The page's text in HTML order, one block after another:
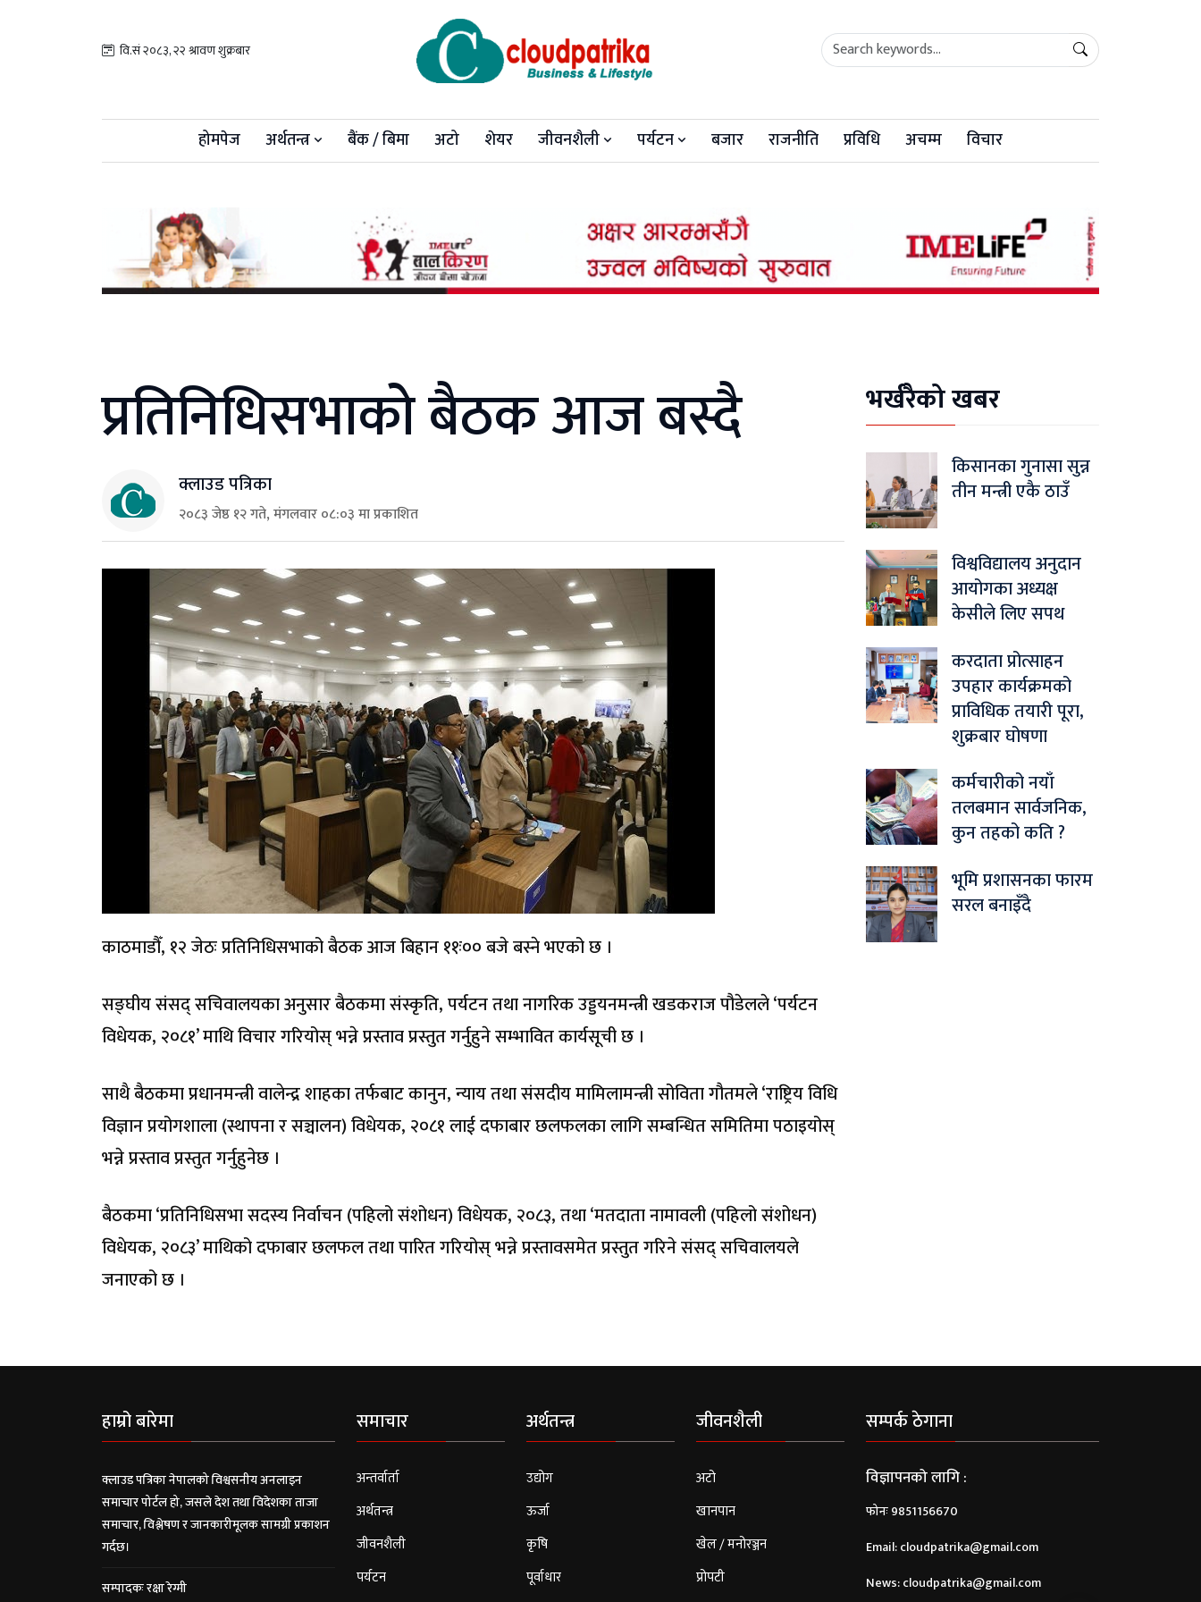
वि.सं २०८३, २२ श्रावण शुक्रबार
होमपेज अर्थतन्त्र बैंक / बिमा अटो शेयर जीवनशैली पर्यटन बजार राजनीति प्रविधि अचम्म विचार
प्रतिनिधिसभाको बैठक आज बस्दै
क्लाउड पत्रिका
२०८३ जेष्ठ १२ गते, मंगलवार ०८:०३ मा प्रकाशित
काठमाडौँ, १२ जेठः प्रतिनिधिसभाको बैठक आज बिहान ११ः०० बजे बस्ने भएको छ ।
सङ्घीय संसद् सचिवालयका अनुसार बैठकमा संस्कृति, पर्यटन तथा नागरिक उड्डयनमन्त्री खडकराज पौडेलले ‘पर्यटन
विधेयक, २०८१’ माथि विचार गरियोस् भन्ने प्रस्ताव प्रस्तुत गर्नुहुने सम्भावित कार्यसूची छ ।
साथै बैठकमा प्रधानमन्त्री वालेन्द्र शाहका तर्फबाट कानुन, न्याय तथा संसदीय मामिलामन्त्री सोविता गौतमले ‘राष्ट्रिय विधि
विज्ञान प्रयोगशाला (स्थापना र सञ्चालन) विधेयक, २०८१ लाई दफाबार छलफलका लागि सम्बन्धित समितिमा पठाइयोस्
भन्ने प्रस्ताव प्रस्तुत गर्नुहुनेछ ।
बैठकमा ‘प्रतिनिधिसभा सदस्य निर्वाचन (पहिलो संशोधन) विधेयक, २०८३, तथा ‘मतदाता नामावली (पहिलो संशोधन)
विधेयक, २०८३’ माथिको दफाबार छलफल तथा पारित गरियोस् भन्ने प्रस्तावसमेत प्रस्तुत गरिने संसद् सचिवालयले
जनाएको छ ।
भर्खरैको खबर
किसानका गुनासा सुन्न
तीन मन्त्री एकै ठाउँ
विश्वविद्यालय अनुदान
आयोगका अध्यक्ष
केसीले लिए सपथ
करदाता प्रोत्साहन
उपहार कार्यक्रमको
प्राविधिक तयारी पूरा,
शुक्रबार घोषणा
कर्मचारीको नयाँ
तलबमान सार्वजनिक,
कुन तहको कति ?
भूमि प्रशासनका फारम
सरल बनाइँदै
हाम्रो बारेमा
क्लाउड पत्रिका नेपालको विश्वसनीय अनलाइन
समाचार पोर्टल हो, जसले देश तथा विदेशका ताजा
समाचार, विश्लेषण र जानकारीमूलक सामग्री प्रकाशन
गर्दछ।
सम्पादकः रक्षा रेग्मी
समाचार
अन्तर्वार्ता
अर्थतन्त्र
जीवनशैली
पर्यटन
अर्थतन्त्र
उद्योग
ऊर्जा
कृषि
पूर्वाधार
जीवनशैली
अटो
खानपान
खेल / मनोरञ्जन
प्रोपटी
सम्पर्क ठेगाना
विज्ञापनको लागि :
फोनः 9851156670
Email:cloudpatrika@gmail.com
News:cloudpatrika@gmail.com